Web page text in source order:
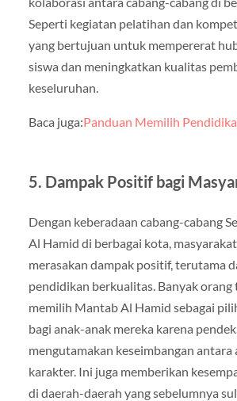
Seperti kegiatan pelatihan dan
yang bertujuan untuk mempererat
siswa dan meningkatkan kualitas
keseluruhan.
Baca juga:Panduan Memilih
5. Dampak Positif bagi
Dengan keberadaan cabang-cabang
Al Hamid di berbagai kota,
merasakan dampak positif, terutama
pendidikan berkualitas. Banyak orang
memilih Mantab Al Hamid sebagai
bagi anak-anak mereka karena
mengutamakan keseimbangan antara
karakter. Ini juga memberikan
di daerah-daerah yang sebelumnya